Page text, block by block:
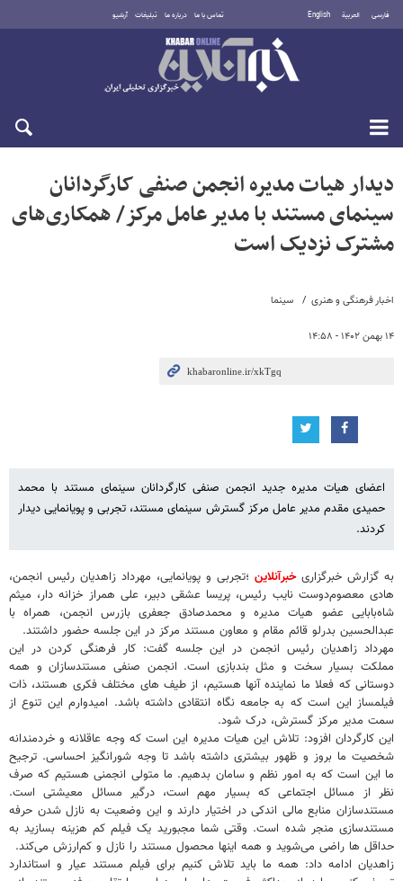
فارسی العربية English تماس با ما درباره ما تبلیغات آرشیو
پنجشنبه ۱۵ مرداد ۱۴۰۵
اخبار فرهنگی و هنری سینما
۱۴ بهمن ۱۴۰۲ - ۱۴:۵۸
دیدار هیات مدیره انجمن صنفی کارگردانان
سینمای مستند با مدیر عامل مرکز/ همکاری‌های
مشترک نزدیک است
اعضای هیات مدیره جدید انجمن صنفی کارگردانان سینمای مستند با محمد
حمیدی مقدم مدیر عامل مرکز گسترش سینمای مستند، تجربی و پویانمایی دیدار
کردند.
به گزارش خبرگزاریخبرآنلاین ؛تجربی و پویانمایی، مهرداد زاهدیان رئیس انجمن،
هادی معصوم‌دوست نایب رئیس، پریسا عشقی دبیر، علی همراز خزانه دار، میثم
شاه‌بابایی عضو هیات مدیره و محمدصادق جعفری بازرس انجمن، همراه با
عبدالحسین بدرلو قائم مقام و معاون مستند مرکز در این جلسه حضور داشتند.
مهرداد زاهدیان رئیس انجمن در این جلسه گفت: کار فرهنگی کردن در این
مملکت بسیار سخت و مثل بندبازی است. انجمن صنفی مستندسازان و همه
دوستانی که فعلا ما نماینده آنها هستیم، از طیف های مختلف فکری هستند، ذات
فیلمساز این است که به جامعه نگاه انتقادی داشته باشد. امیدوارم این تنوع از
سمت مدیر مرکز گسترش، درک شود.
این کارگردان افزود: تلاش این هیات مدیره این است که وجه عاقلانه و خردمندانه
شخصیت ما بروز و ظهور بیشتری داشته باشد تا وجه شورانگیز احساسی. ترجیح
ما این است که به امور نظم و سامان بدهیم. ما متولی انجمنی هستیم که صرف
نظر از مسائل اجتماعی که بسیار مهم است، درگیر مسائل معیشتی است.
مستندسازان منابع مالی اندکی در اختیار دارند و این وضعیت به نازل شدن حرفه
مستندسازی منجر شده است. وقتی شما مجبورید یک فیلم کم هزینه بسازید به
حداقل ها راضی می‌شوید و همه اینها محصول مستند را نازل و کم‌ارزش می‌کند.
زاهدیان ادامه داد: همه ما باید تلاش کنیم برای فیلم مستند عیار و استاندارد